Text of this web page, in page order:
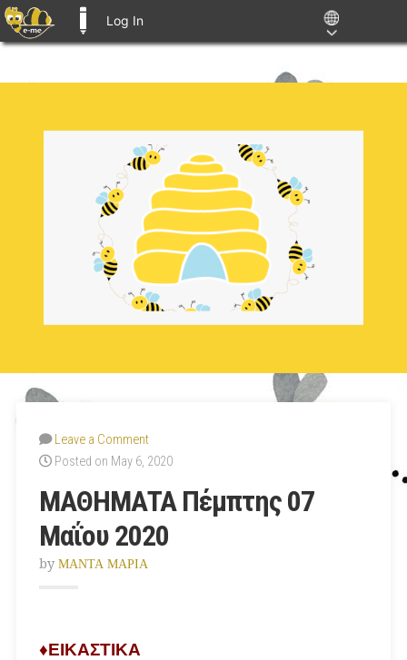
Log In
Leave a Comment
Posted on May 6, 2020
ΜΑΘΗΜΑΤΑ Πέμπτης 07
Μαΐου 2020
by ΜΑΝΤΑ ΜΑΡΙΑ
♦ΕΙΚΑΣΤΙΚΑ